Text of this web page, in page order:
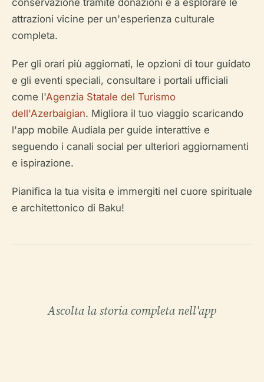
conservazione tramite donazioni e a esplorare le
attrazioni vicine per un'esperienza culturale
completa.
Per gli orari più aggiornati, le opzioni di tour guidato
e gli eventi speciali, consultare i portali ufficiali
come l'Agenzia Statale del Turismo
dell'Azerbaigian. Migliora il tuo viaggio scaricando
l'app mobile Audiala per guide interattive e
seguendo i canali social per ulteriori aggiornamenti
e ispirazione.
Pianifica la tua visita e immergiti nel cuore spirituale
e architettonico di Baku!
Ascolta la storia completa nell'app